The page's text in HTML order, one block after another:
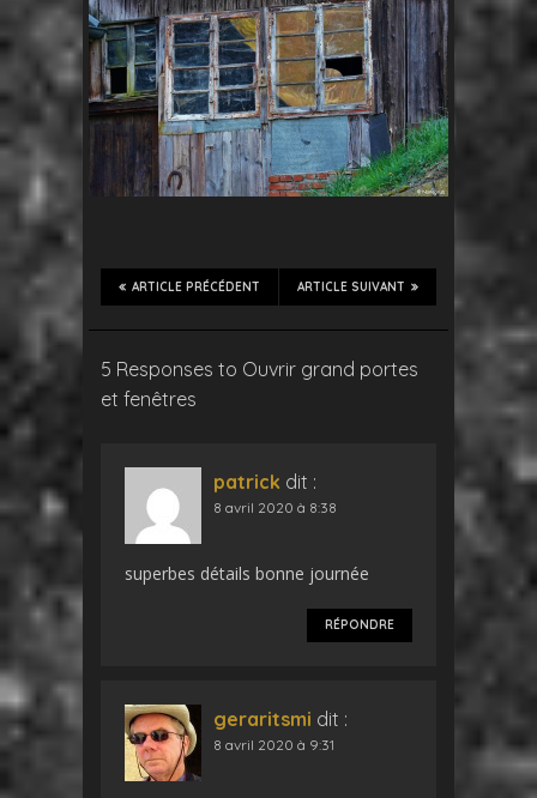
ARTICLE SUIVANT
ARTICLE PRÉCÉDENT
5 Responses to Ouvrir grand portes
et fenêtres
patrick dit :
8 avril 2020 à 8:38
superbes détails bonne journée
RÉPONDRE
geraritsmi dit :
8 avril 2020 à 9:31